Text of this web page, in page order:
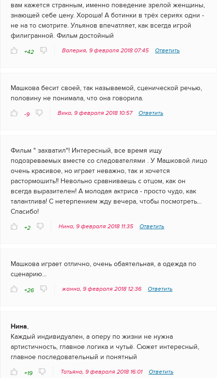
вам кажется странным, именно поведение зрелой женщины,
знающей себе цену. Хороша! А ботинки в трёх сериях одни -
не на то смотрите. Ульянов впечатляет, как всегда игрой
филигранной. Фильм достойный
+42 Валерия, 9 февраля 2018 07:45 Ответить
Машкова бесит своей, так называемой, сценической речью,
половину не понимала, что она говорила.
-9 Вика, 9 февраля 2018 10:57 Ответить
Фильм " захватил"! Интересный, все время ищу
подозреваемых вместе со следователями . У Машковой лицо
очень красивое, но играет неважно, так и хочется
растормошить!! Невольно сравниваешь с отцом, как он
всегда выразителен! А молодая актриса - просто чудо, как
талантлива! С нетерпением жду вечера, чтобы посмотреть...
Спасибо!
+2 Нина, 9 февраля 2018 11:35 Ответить
Машкова играет отлично, очень обаятельная, а одежда по
сценарию...
+26 жанна, 9 февраля 2018 12:36 Ответить
Нина,
Каждый индивидуален, а оперу по жизни не нужна
артистичность, главное логика и чутьё. Сюжет интересный,
главное последовательный и понятный
+19 Татьяна, 9 февраля 2018 16:01 Ответить